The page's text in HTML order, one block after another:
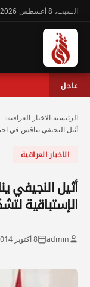
السبت، 8 أغسطس 2026
عاجل
الرئيسية الاخبار العراقية
أثيل النجيفي يناقش في
الاخبار العراقية
أثيل النجيفي
الإستباقية
admin 8 أكتوبر 2014، 12:00 ص